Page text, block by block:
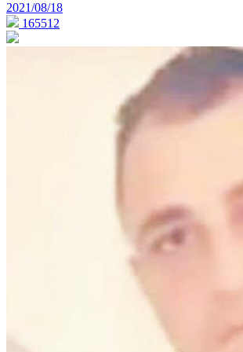
2021/08/18
165512